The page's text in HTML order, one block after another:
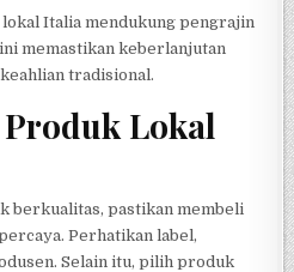
Italia mendukung pengrajin
memastikan keberlanjutan
tradisional.
Lokal
berkualitas, pastikan membeli
Perhatikan label,
Selain itu, pilih produk